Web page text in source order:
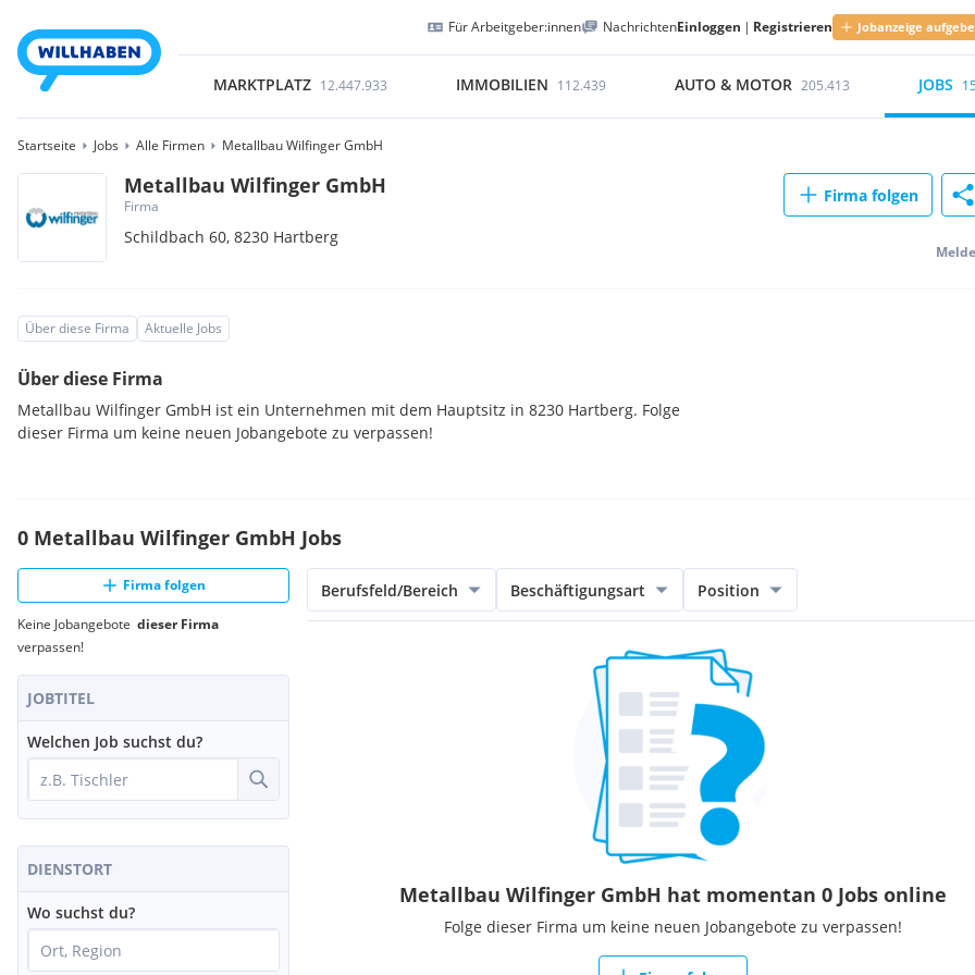
Für Arbeitgeber:innen NachrichtenEinloggen | Registrieren Jobanzeige
MARKTPLATZ 12.447.933 IMMOBILIEN 112.439 AUTO & MOTOR 205.413 JOBS
Startseite Jobs Alle Firmen Metallbau Wilfinger GmbH
Metallbau Wilfinger GmbH
Firma
Schildbach 60,8230 Hartberg
Firma folgen
Über diese Firma Aktuelle Jobs
Über diese Firma
Metallbau Wilfinger GmbH ist ein Unternehmen mit dem Hauptsitz in 8230 Hartberg. Folge
dieser Firma um keine neuen Jobangebote zu verpassen!
0 Metallbau Wilfinger GmbH Jobs
Firma folgen
Keine Jobangebote dieser Firma
verpassen!
JOBTITEL
Welchen Job suchst du?
DIENSTORT
Wo suchst du?
Berufsfeld/Bereich Beschäftigungsart Position
Metallbau Wilfinger GmbH hat momentan 0 Jobs online
Folge dieser Firma um keine neuen Jobangebote zu verpassen!